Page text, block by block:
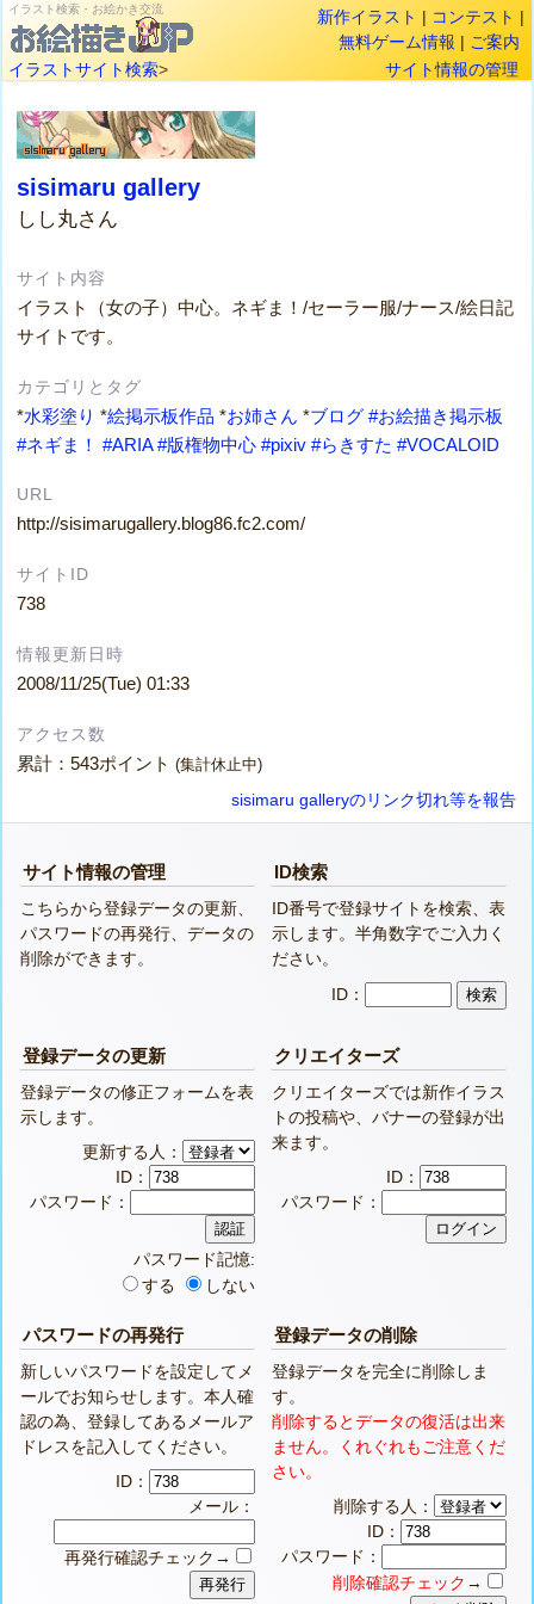
イラスト検索・お絵かき交流 新作イラスト | コンテスト |
無料ゲーム情報 | ご案内
イラストサイト検索> サイト情報の管理
sisimaru gallery
しし丸さん
サイト内容
イラスト（女の子）中心。ネギま！/セーラー服/ナース/絵日記
サイトです。
カテゴリとタグ
*水彩塗り *絵掲示板作品 *お姉さん *ブログ #お絵描き掲示板
#ネギま！
#ARIA #版権物中心 #pixiv #らきすた #VOCALOID
URL
http://sisimarugallery.blog86.fc2.com/
サイトID
738
情報更新日時
2008/11/25(Tue) 01:33
アクセス数
累計：543ポイント(集計休止中)
sisimaru galleryのリンク切れ等を報告
サイト情報の管理
こちらから登録データの更新、
パスワードの再発行、データの
削除ができます。
ID検索
ID番号で登録サイトを検索、表
示します。半角数字でご入力く
ださい。
ID：
登録データの更新
登録データの修正フォームを表
示します。
更新する人：
ID：
パスワード：
パスワード記憶:
する
しない
クリエイターズ
クリエイターズでは新作イラス
トの投稿や、バナーの登録が出
来ます。
ID：
パスワード：
パスワードの再発行
新しいパスワードを設定してメ
ールでお知らせします。本人確
認の為、登録してあるメールア
ドレスを記入してください。
ID：
メール：
再発行確認チェック→
登録データの削除
登録データを完全に削除しま
す。
削除するとデータの復活は出来
ません。くれぐれもご注意くだ
さい。
削除する人：
ID：
パスワード：
削除確認チェック →